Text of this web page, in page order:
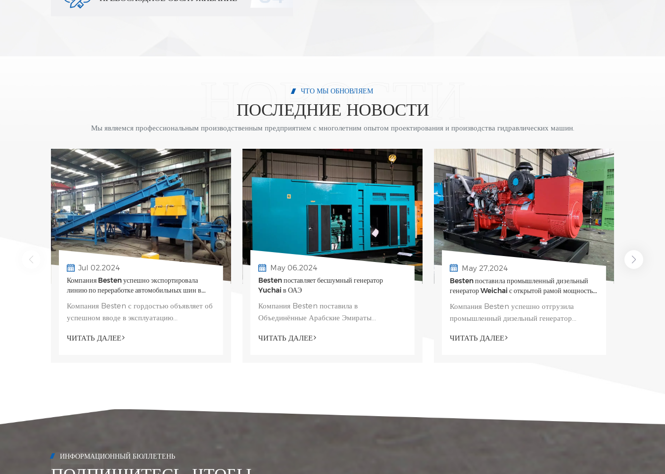
ЧТО МЫ ОБНОВЛЯЕМ
ПОСЛЕДНИЕ НОВОСТИ
Мы являемся профессиональным производственным предприятием с многолетним опытом проектирования и производства гидравлических машин.
Jul 02,2024
Компания Besten успешно экспортировала
линию по переработке автомобильных шин в
Компания Besten с гордостью объявляет об
успешном вводе в эксплуатацию
шин в ОАЭ, специально разработанной для
ЧИТАТЬ ДАЛЕЕ
May 06,2024
Besten поставляет бесшумный генератор
Yuchai в ОАЭ
Компания Besten поставила в
Объединённые Арабские Эмираты
повышающий надёжность электроснабжения
ЧИТАТЬ ДАЛЕЕ
May 27,2024
Besten поставила промышленный дизельный
генератор Weichai с открытой рамой мощностью
Компания Besten успешно отгрузила
промышленный дизельный генератор
кВт заказчику в Нигерии. Этот мощный
ЧИТАТЬ ДАЛЕЕ
ИНФОРМАЦИОННЫЙ БЮЛЛЕТЕНЬ